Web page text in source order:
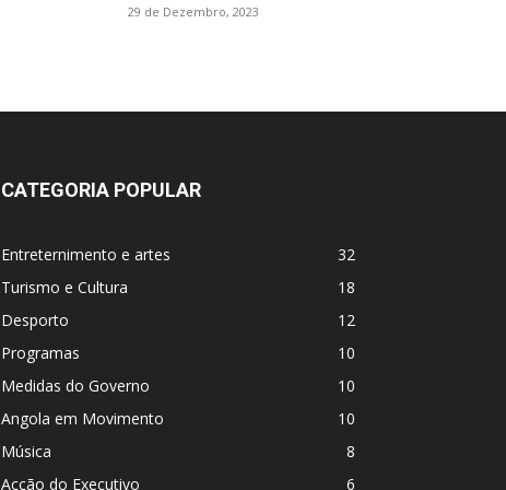
29 de Dezembro, 2023
CATEGORIA POPULAR
Entreternimento e artes
32
Turismo e Cultura
18
Desporto
12
Programas
10
Medidas do Governo
10
Angola em Movimento
10
Música
8
Acção do Executivo
6